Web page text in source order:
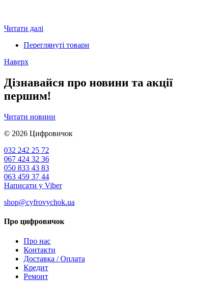
Читати далі
Переглянуті товари
Наверх
Дізнавайся про новини та акції
першим!
Читати новини
© 2026 Цифровичок
032 242 25 72
067 424 32 36
050 833 43 83
063 459 37 44
Написати у Viber
shop@cyfrovychok.ua
Про цифровичок
Про нас
Контакти
Доставка / Оплата
Кредит
Ремонт